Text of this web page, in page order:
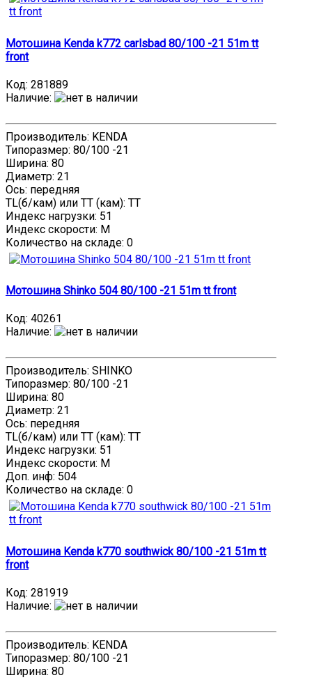
Мотошина Kenda k772 carlsbad 80/100 -21 51m tt
front
Код: 281889
Наличие:
Производитель: KENDA
Типоразмер: 80/100 -21
Ширина: 80
Диаметр: 21
Ось: передняя
TL(б/кам) или TT (кам): TT
Индекс нагрузки: 51
Индекс скорости: M
Количество на складе: 0
Мотошина Shinko 504 80/100 -21 51m tt front
Код: 40261
Наличие:
Производитель: SHINKO
Типоразмер: 80/100 -21
Ширина: 80
Диаметр: 21
Ось: передняя
TL(б/кам) или TT (кам): TT
Индекс нагрузки: 51
Индекс скорости: M
Доп. инф: 504
Количество на складе: 0
Мотошина Kenda k770 southwick 80/100 -21 51m tt
front
Код: 281919
Наличие:
Производитель: KENDA
Типоразмер: 80/100 -21
Ширина: 80